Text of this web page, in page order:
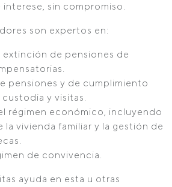
interese, sin compromiso.
son expertos en:
de pensiones de
pensiones y de cumplimiento
y visitas.
régimen económico, incluyendo
la vivienda familiar y la gestión de
de convivencia.
ayuda en esta u otras